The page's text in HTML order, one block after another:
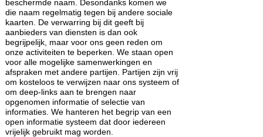
beschermde naam. Desondanks komen we
die naam regelmatig tegen bij andere sociale
kaarten. De verwarring bij dit geeft bij
aanbieders van diensten is dan ook
begrijpelijk, maar voor ons geen reden om
onze activiteiten te beperken. We staan open
voor alle mogelijke samenwerkingen en
afspraken met andere partijen. Partijen zijn vrij
om kosteloos te verwijzen naar ons systeem of
om deep-links aan te brengen naar
opgenomen informatie of selectie van
informaties. We hanteren het begrip van een
open informatie systeem dat door iedereen
vrijelijk gebruikt mag worden.